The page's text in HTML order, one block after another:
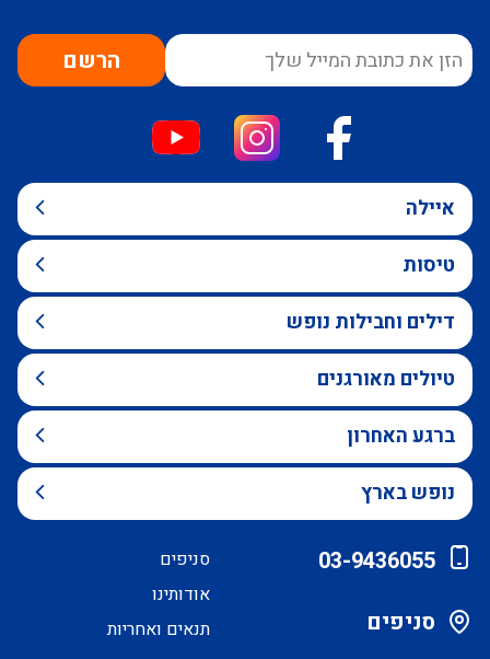
הרשם
איילה
טיסות
דילים וחבילות נופש
טיולים מאורגנים
ברגע האחרון
נופש בארץ
03-9436055
סניפים
סניפים
אודותינו
תנאים ואחריות